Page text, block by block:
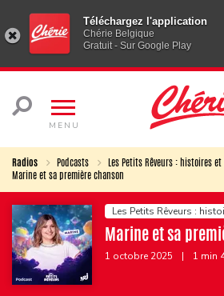
Téléchargez l'application
Chérie Belgique
Gratuit - Sur Google Play
MENU
Radios Podcasts
Les Petits Rêveurs : histoires
Marine et sa première chanson
Les Petits Rêveurs :
Marine et sa
1 octobre 2025 | 1 min